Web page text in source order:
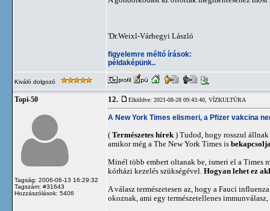
'Dr.Weixl-Várhegyi László
figyelemre méltó írások:
példaképünk..
Kiváló dolgozó
Topi-50
Tagság: 2006-06-13 16:29:32
Tagszám: #31643
Hozzászólások: 5406
12. Elküldve: 2021-08-28 09:43:40, VÍZKULTÚRA
A New York Times elismeri, a Pfizer vakcina
( Természetes hírek ) Tudod, hogy rosszul
amikor még a The New York Times is
Minél több embert oltanak be, ismeri el a Times
kórházi kezelés szükségével. Hogyan lehet ez
A válasz természetesen az, hogy a Fauci
okoznak, ami egy természetellenes